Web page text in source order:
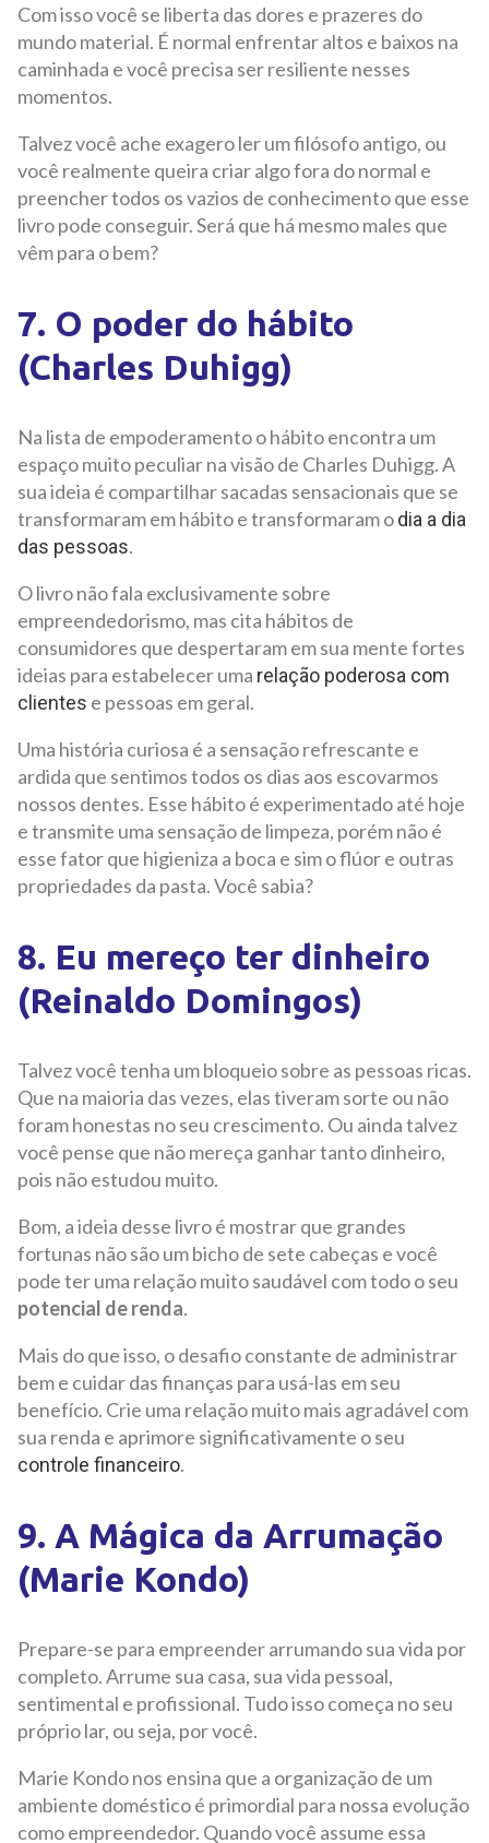
Com isso você se liberta das dores e prazeres do
mundo material. É normal enfrentar altos e baixos na
caminhada e você precisa ser resiliente nesses
momentos.
Talvez você ache exagero ler um filósofo antigo, ou
você realmente queira criar algo fora do normal e
preencher todos os vazios de conhecimento que esse
livro pode conseguir. Será que há mesmo males que
vêm para o bem?
7. O poder do hábito
(Charles Duhigg)
Na lista de empoderamento o hábito encontra um
espaço muito peculiar na visão de Charles Duhigg. A
sua ideia é compartilhar sacadas sensacionais que se
transformaram em hábito e transformaram odia a dia
das pessoas.
O livro não fala exclusivamente sobre
empreendedorismo, mas cita hábitos de
consumidores que despertaram em sua mente fortes
ideias para estabelecer uma relação poderosa com
clientes e pessoas em geral.
Uma história curiosa é a sensação refrescante e
ardida que sentimos todos os dias aos escovarmos
nossos dentes. Esse hábito é experimentado até hoje
e transmite uma sensação de limpeza, porém não é
esse fator que higieniza a boca e sim o flúor e outras
propriedades da pasta. Você sabia?
8. Eu mereço ter dinheiro
(Reinaldo Domingos)
Talvez você tenha um bloqueio sobre as pessoas ricas.
Que na maioria das vezes, elas tiveram sorte ou não
foram honestas no seu crescimento. Ou ainda talvez
você pense que não mereça ganhar tanto dinheiro,
pois não estudou muito.
Bom, a ideia desse livro é mostrar que grandes
fortunas não são um bicho de sete cabeças e você
pode ter uma relação muito saudável com todo o seu
potencial de renda.
Mais do que isso, o desafio constante de administrar
bem e cuidar das finanças para usá-las em seu
benefício. Crie uma relação muito mais agradável com
sua renda e aprimore significativamente o seu
controle financeiro.
9. A Mágica da Arrumação
(Marie Kondo)
Prepare-se para empreender arrumando sua vida por
completo. Arrume sua casa, sua vida pessoal,
sentimental e profissional. Tudo isso começa no seu
próprio lar, ou seja, por você.
Marie Kondo nos ensina que a organização de um
ambiente doméstico é primordial para nossa evolução
como empreendedor. Quando você assume essa